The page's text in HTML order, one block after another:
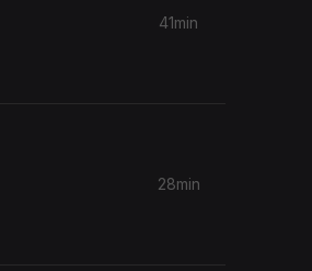
41min
28min